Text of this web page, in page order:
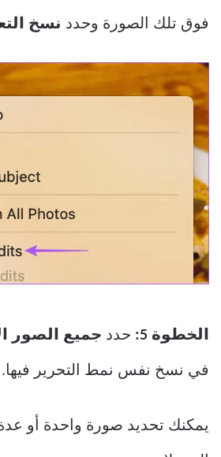
فوق تلك الصورة وحدد نسخ
الخطوة 5: حدد جميع الصور
في نسخ نفس نمط التحرير فيها.
يمكنك تحديد صورة واحدة أو